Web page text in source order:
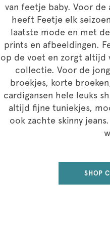
van feetje baby. Voor
heeft Feetje elk
laatste mode en met
prints en afbeeldingen.
op de voet en zorgt altijd
collectie. Voor de
broekjes, korte
cardigansen hele leuks
altijd fijne tuniekjes,
ook zachte skinny
SHOP